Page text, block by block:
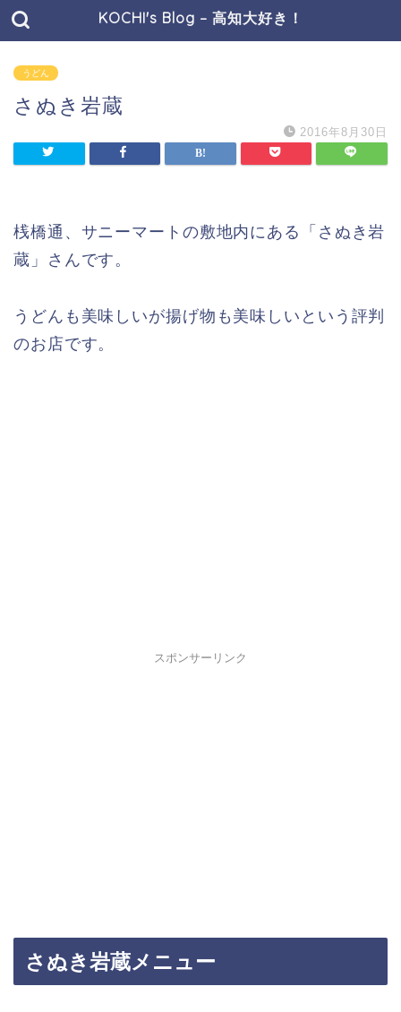
KOCHI's Blog – 高知大好き！
うどん
さぬき岩蔵
2016年8月30日
桟橋通、サニーマートの敷地内にある「さぬき岩
蔵」さんです。
うどんも美味しいが揚げ物も美味しいという評判
のお店です。
スポンサーリンク
さぬき岩蔵メニュー